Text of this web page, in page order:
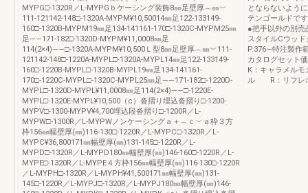
MYPG□-1320R／L-MYPGｂケーシング装飾8㎜足壁厚︵㎜︶
111-121142-148□-1320A-MYPM¥10,50014㎜足122-133149-
160□-1320B-MYPM19㎜足134-141161-170□-1320C-MYPM25㎜
足――171-182□-1320D-MYPM¥11,0008㎜足
114(2×4)――□-1320A-MYPM¥10,500Ｌ型8㎜足壁厚︵㎜︶111-
121142-148□-1220A-MYPL□-1320A-MYPL14㎜足122-133149-
160□-1220B-MYPL□-1320B-MYPL19㎜足134-141161-
170□-1220C-MYPL□-1320C-MYPL25㎜足――171-182□-1220D-
MYPL□-1320D-MYPL¥11,0008㎜足114(2×4)――□-1220E-
MYPL□-1320E-MYPL¥10,500（c）沓摺り埋込沓摺り□-1200-
MYPV□-1300-MYPV¥4,700埋込段沓摺り□-1200R／L-
MYPW□-1300R／L-MYPWノンケーシングａ＋︵ｃ︶ａ枠３方
枠156㎜幅壁厚(㎜)116-130□-1220R／L-MYPC□-1320R／L-
MYPC¥36,800171㎜幅壁厚(㎜)131-145□-1220R／L-
MYPD□-1320R／L-MYPD180㎜幅壁厚(㎜)146-160□-1220R／L-
MYPE□-1320R／L-MYPE４方枠156㎜幅壁厚(㎜)116-130□-1220R
／L-MYPH□-1320R／L-MYPH¥41,500171㎜幅壁厚(㎜)131-
145□-1220R／L-MYPJ□-1320R／L-MYPJ180㎜幅壁厚(㎜)146-
とならないよう
テンゴールドで
●把手以外の別売
スタイルCウッ
P.376∼特注製作
カタログセット
K：キャラメル
ル R：リフレ